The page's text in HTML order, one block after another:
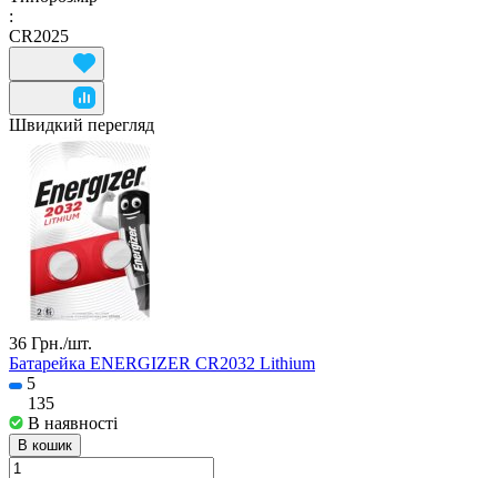
:
CR2025
Швидкий перегляд
36 Грн./шт.
Батарейка ENERGIZER CR2032 Lithium
5
135
В наявності
В кошик